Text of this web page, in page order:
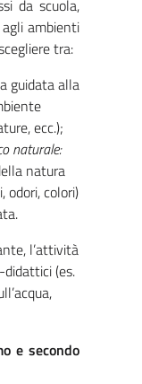
da scuola,
ambienti
tra:
guidata alla
ecc.);
naturale:
natura
odori, colori)
l’attività
(es.
e secondo